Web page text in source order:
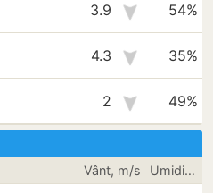
3.9 54%
4.3 35%
2 49%
Vânt, m/s Umiditate